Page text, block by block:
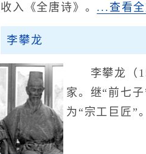
收入《全唐诗》。 ...查看
李攀龙
李攀龙（
家。继“前七
为“宗工巨匠”